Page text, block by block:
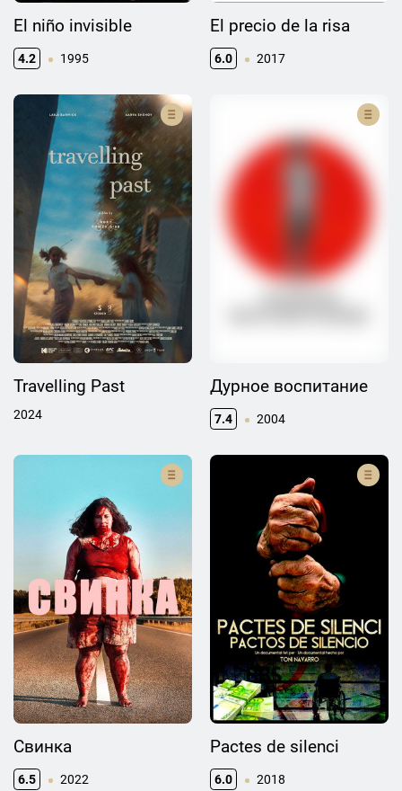
El niño invisible
4.2 1995
El precio de la risa
6.0 2017
Travelling Past
2024
Дурное воспитание
7.4 2004
Свинка
6.5 2022
Pactes de silenci
6.0 2018